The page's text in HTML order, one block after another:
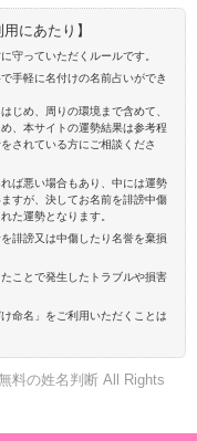
にあたり】
守っていただくルールです。
手軽に名付けの名前占いができ
じめ、周りの環境まで含めて、
、本サイトの運勢結果は参考程
されている方にご相談くださ
ば悪い場合もあり、中には運勢
すが、決してお名前を誹謗中傷
た運勢となります。
誹謗又は中傷したり名誉を棄損
ことで発生したトラブルや損害
命名」をご利用いただくことは
料の姓名判断 All Rights